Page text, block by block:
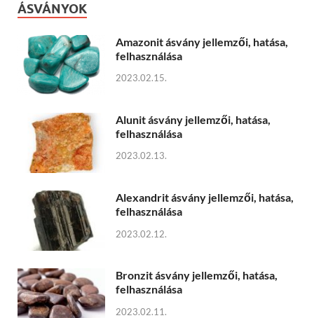
ÁSVÁNYOK
Amazonit ásvány jellemzői, hatása,
felhasználása
2023.02.15.
Alunit ásvány jellemzői, hatása,
felhasználása
2023.02.13.
Alexandrit ásvány jellemzői, hatása,
felhasználása
2023.02.12.
Bronzit ásvány jellemzői, hatása,
felhasználása
2023.02.11.